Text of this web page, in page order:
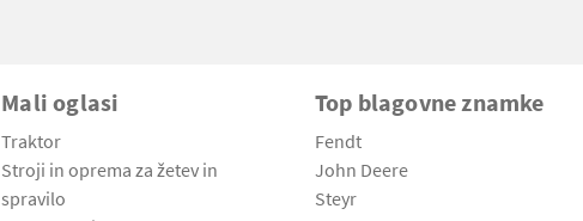
Mali oglasi
Traktor
Stroji in oprema za žetev in
spravilo
Top blagovne znamke
Fendt
John Deere
Steyr